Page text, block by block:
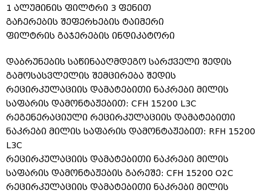
1 ალუმინის ფილტრი 3 ფენით
გაჩერების შეფერხების ტაიმერი
ფილტრის გაჯერების ინდიკატორი
დაბრუნების საწინააღმდეგო სარქველი შედის
გამოსასვლელის შემცირება შედის
რეცირკულაციის დამატებითი ნაკრები მილის
საფარის დამონტაჟებით: CFH 15200 L3C
რეგენერაციული რეცირკულაციის დამატებითი
ნაკრები მილის საფარის დამონტაჟებით: RFH 15200
L3C
რეცირკულაციის დამატებითი ნაკრები მილის
საფარის დამონტაჟების გარეშე: CFH 15200 O2C
რეცირკულაციის დამატებითი ნაკრები მილის